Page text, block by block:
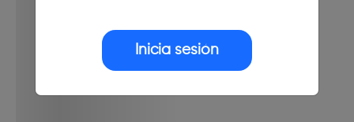
Inicia sesión